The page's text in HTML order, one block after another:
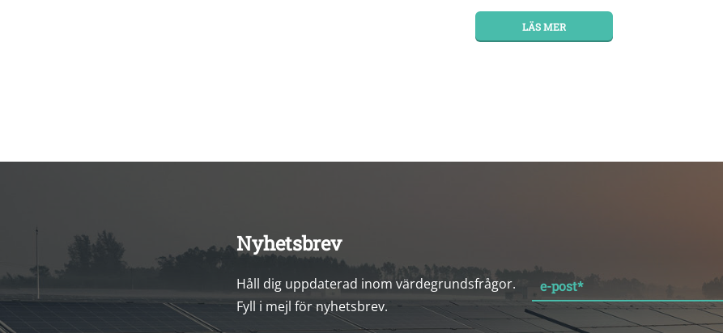
LÄS MER
Nyhetsbrev
Håll dig uppdaterad inom värdegrundsfrågor.
Fyll i mejl för nyhetsbrev.
e-post*